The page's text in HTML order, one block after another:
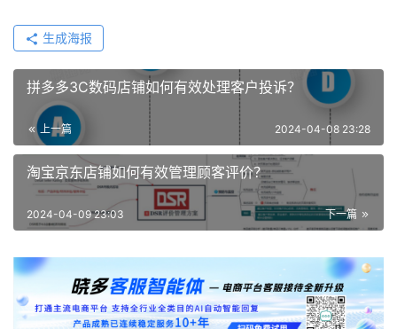
生成海报
拼多多3C数码店铺如何有效处理客户投诉？
上一篇 2024-04-08 23:28
淘宝京东店铺如何有效管理顾客评价？
下一篇
2024-04-09 23:03